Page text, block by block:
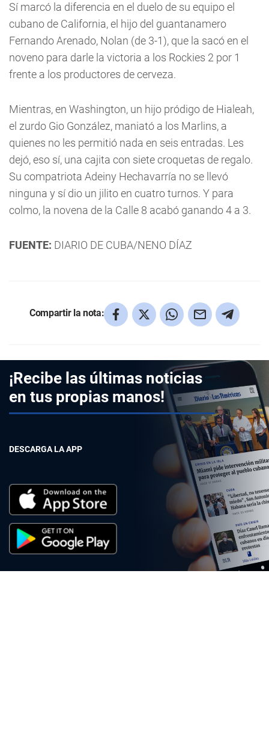
Sí marcó la diferencia en el duelo de su equipo el
cubano de California, el hijo del guantanamero
Fernando Arenado, Nolan (de 3-1), que la sacó en el
noveno para darle la victoria a los Rockies 2 por 1
frente a los productores de cerveza.
Mientras, en Washington, un hijo pródigo de Hialeah,
el zurdo Gio González, maniató a los Marlins, a
quienes no les permitió nada en seis entradas. Les
dejó, eso sí, una cajita con siete croquetas de regalo.
Su compatriota Adeiny Hechavarría no se llevó
ninguna y sí dio un jilito en cuatro turnos. Y para
colmo, la novena de la Calle 8 acabó ganando 4 a 3.
FUENTE: DIARIO DE CUBA/NENO DÍAZ
Compartir la nota:
¡Recibe las últimas noticias
en tus propias manos!
DESCARGA LA APP